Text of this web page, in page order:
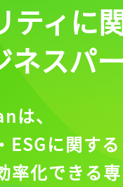
ティに
ネスパ
、
ESGに関する
率化できる